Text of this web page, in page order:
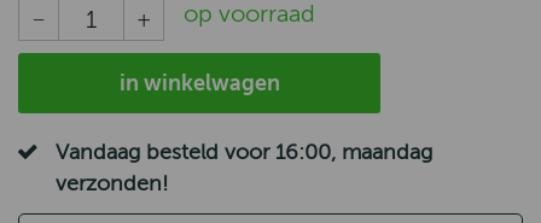
op voorraad
in winkelwagen
Vandaag besteld voor 16:00, maandag
verzonden!